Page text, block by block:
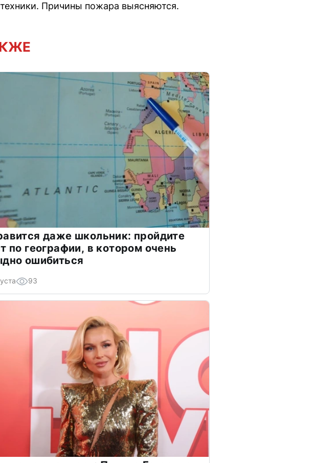
Причины пожара выясняются.
даже школьник: пройдите
по географии, в котором очень
ошибиться
93